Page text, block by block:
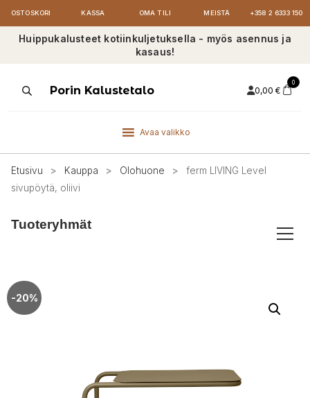
OSTOSKORI KASSA OMA TILI MEISTÄ +358 2 6333 150
Huippukalusteet kotiinkuljetuksella - myös asennus ja
kasaus!
ProductsPorin Kalustetalo 0,00 €
0
Avaa valikko
Etusivu > Kauppa > Olohuone >
ferm LIVING Level
sivupöytä, oliivi
Tuoteryhmät
-20%